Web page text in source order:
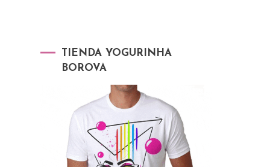
TIENDA YOGURINHA
BOROVA